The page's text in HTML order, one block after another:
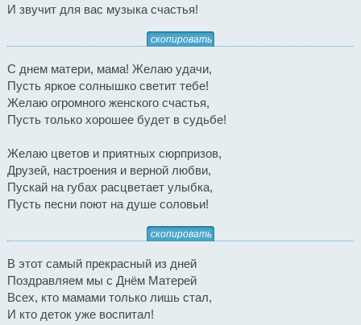
И звучит для вас музыка счастья!
скопировать
С днем матери, мама! Желаю удачи,
Пусть яркое солнышко светит тебе!
Желаю огромного женского счастья,
Пусть только хорошее будет в судьбе!
Желаю цветов и приятных сюрпризов,
Друзей, настроения и верной любви,
Пускай на губах расцветает улыбка,
Пусть песни поют на душе соловьи!
скопировать
В этот самый прекрасный из дней
Поздравляем мы с Днём Матерей
Всех, кто мамами только лишь стал,
И кто деток уже воспитал!